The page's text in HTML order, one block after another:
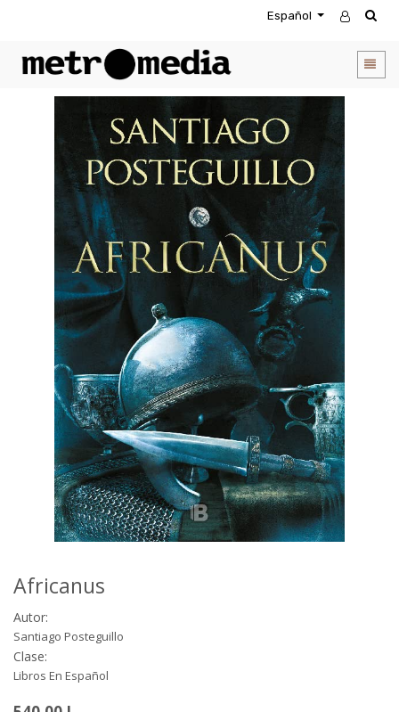
Español
Africanus
Autor:
Santiago Posteguillo
Clase:
Libros En Español